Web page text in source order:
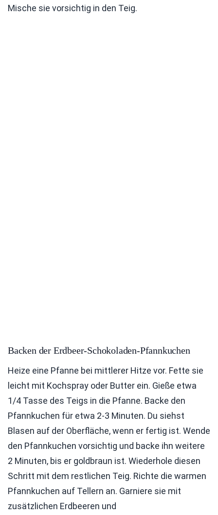
Mische sie vorsichtig in den Teig.
Backen der Erdbeer-Schokoladen-Pfannkuchen
Heize eine Pfanne bei mittlerer Hitze vor. Fette sie
leicht mit Kochspray oder Butter ein. Gieße etwa
1/4 Tasse des Teigs in die Pfanne. Backe den
Pfannkuchen für etwa 2-3 Minuten. Du siehst
Blasen auf der Oberfläche, wenn er fertig ist. Wende
den Pfannkuchen vorsichtig und backe ihn weitere
2 Minuten, bis er goldbraun ist. Wiederhole diesen
Schritt mit dem restlichen Teig. Richte die warmen
Pfannkuchen auf Tellern an. Garniere sie mit
zusätzlichen Erdbeeren und